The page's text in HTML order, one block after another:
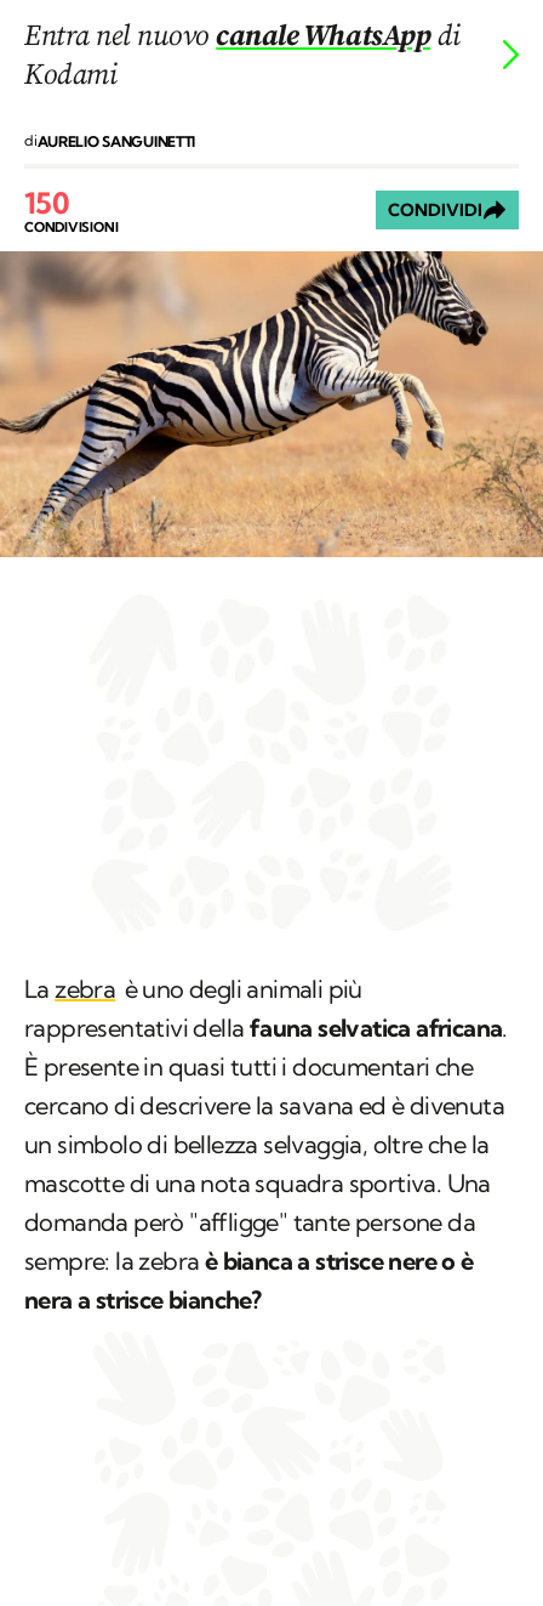
Entra nel nuovocanale WhatsAppdi
Kodami
diAURELIO SANGUINETTI
150
CONDIVISIONI
CONDIVIDI
Lazebra è uno degli animali più
rappresentativi della fauna selvatica africana.
È presente in quasi tutti i documentari che
cercano di descrivere la savana ed è divenuta
un simbolo di bellezza selvaggia, oltre che la
mascotte di una nota squadra sportiva. Una
domanda però "affligge" tante persone da
sempre: la zebra è bianca a strisce nere o è
nera a strisce bianche?